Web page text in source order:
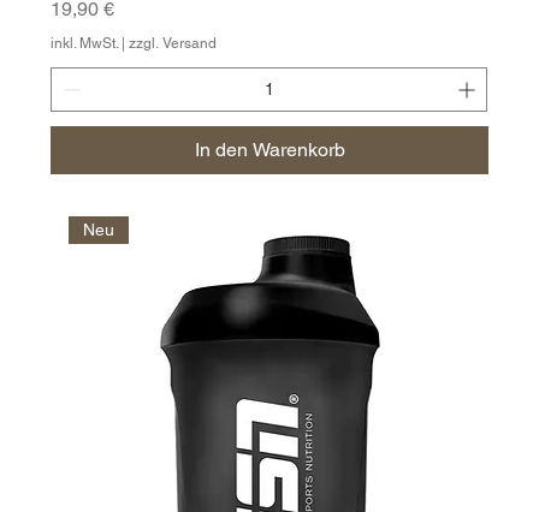
Preis
19,90 €
inkl. MwSt.|zzgl. Versand
In den Warenkorb
Neu